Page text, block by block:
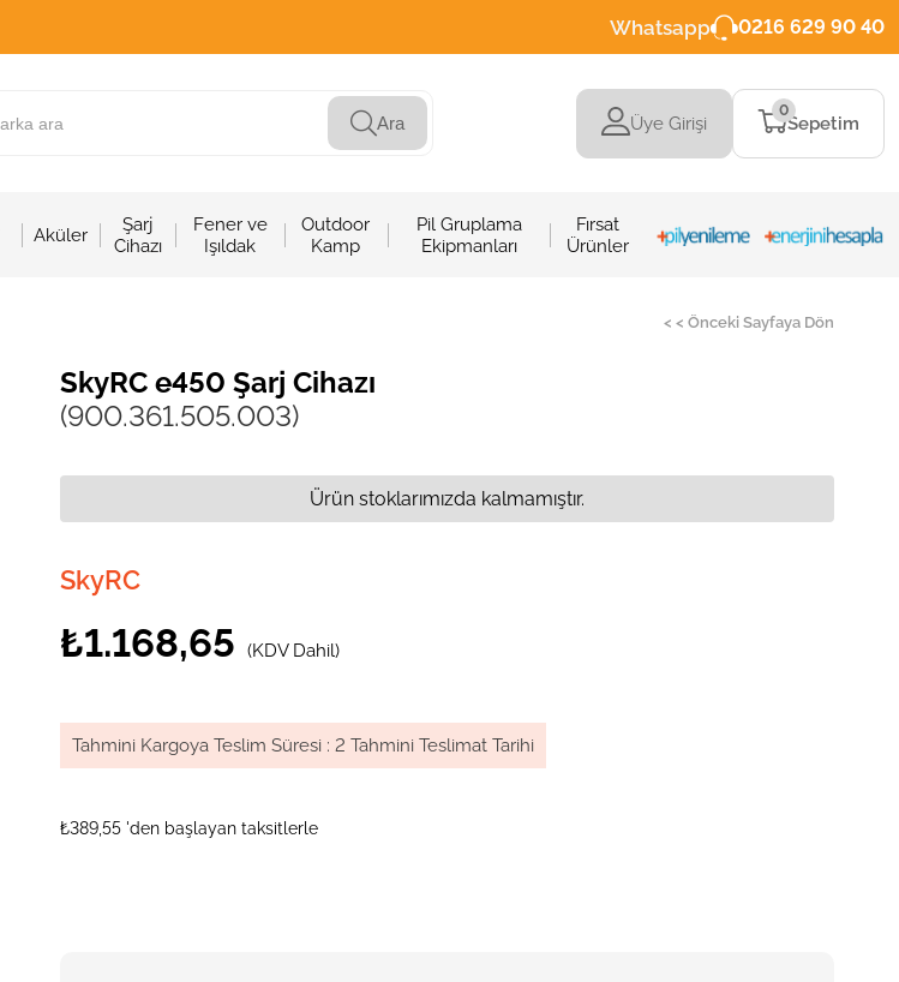
Whatsapp 0216 629 90 40
Ara Üye Girişi Sepetim
0
Aküler
Şarj
Cihazı
Fener ve
Işıldak
Outdoor
Kamp
Pil Gruplama
Ekipmanları
Fırsat
Ürünler
< < Önceki Sayfaya Dön
SkyRC e450 Şarj Cihazı
(900.361.505.003)
SkyRC
₺1.168,65 (KDV Dahil)
Tahmini Kargoya Teslim Süresi : 2 Tahmini Teslimat Tarihi
₺389,55 'den başlayan taksitlerle
Ürün stoklarımızda kalmamıştır.